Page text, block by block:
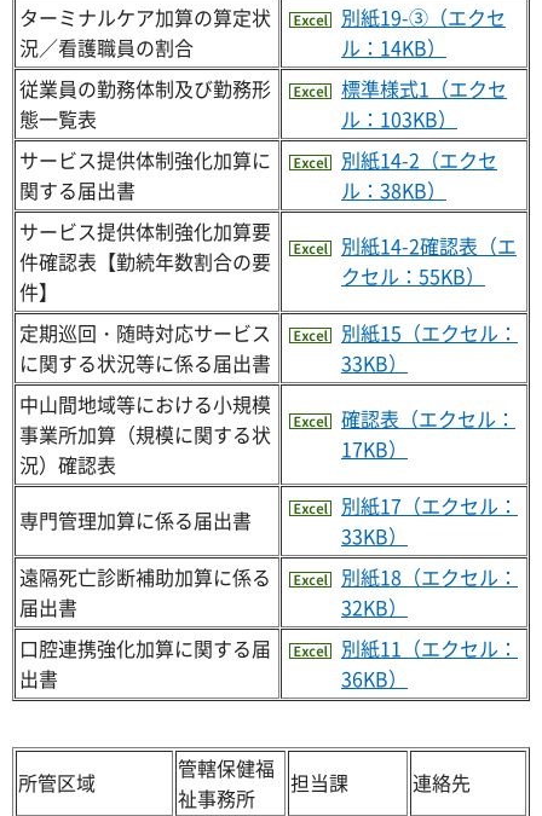
ターミナルケア加算の算定状
況／看護職員の割合
別紙19-③（エクセ
ル：14KB）
従業員の勤務体制及び勤務形
態一覧表
標準様式1（エクセ
ル：103KB）
サービス提供体制強化加算に
関する届出書
別紙14-2（エクセ
ル：38KB）
サービス提供体制強化加算要
件確認表【勤続年数割合の要
件】
別紙14-2確認表（エ
クセル：55KB）
定期巡回・随時対応サービス
に関する状況等に係る届出書
別紙15（エクセル：
33KB）
中山間地域等における小規模
事業所加算（規模に関する状
況）確認表
確認表（エクセル：
17KB）
専門管理加算に係る届出書
別紙17（エクセル：
33KB）
遠隔死亡診断補助加算に係る
届出書
別紙18（エクセル：
32KB）
口腔連携強化加算に関する届
出書
別紙11（エクセル：
36KB）
所管区域
管轄保健福
祉事務所
担当課
連絡先